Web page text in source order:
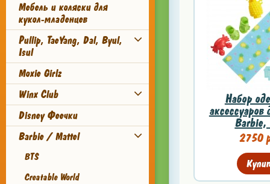
Мебель и коляски для
кукол-младенцев
Pullip, TaeYang, Dal, Byul,
Isul
Moxie Girlz
Winx Club
Disney Феечки
Barbie / Mattel
BTS
Creatable World
Набор
аксессуаров
2750